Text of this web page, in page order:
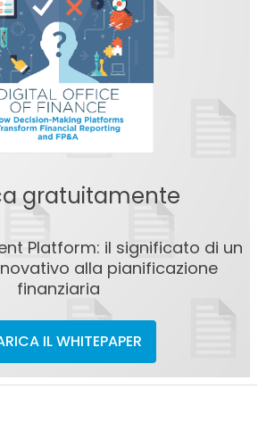
gratuitamente
Platform: il significato di un
alla pianificazione
finanziaria
IL WHITEPAPER